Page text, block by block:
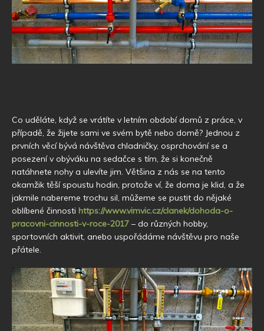
Co uděláte, když se vrátíte v letním období domů z práce, v
případě, že žijete sami ve svém bytě nebo domě? Jednou z
prvních věcí bývá návštěva chladničky, osprchování se a
posezení v obýváku na sedačce s tím, že si konečně
natáhnete nohy a ulevíte jim. Většina z nás se na tento
okamžik těší spoustu hodin, protože ví, že doma je klid, a že
jakmile nabereme trochu sil, můžeme se pustit do nějaké
oblíbené činnosti https://www.vimvic.cz/clanek/dohoda-o-
pracovni-cinnosti-v-roce-2017 – do různých hobby,
sportovních aktivit, anebo uspořádáme návštěvu pro naše
přátele.